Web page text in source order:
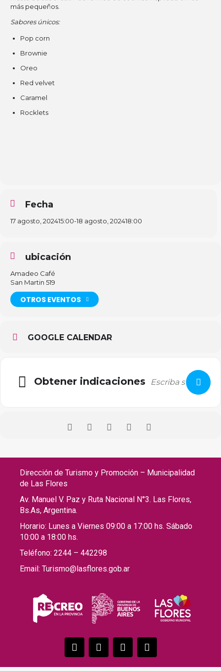
más pequeños.
Sabores únicos:
Pop corn
Brownie
Oreo
Red velvet
Caramel
Rocklets
Fecha
17 agosto, 202415:00-18 agosto, 202418:00
ubicación
Amadeo Café
San Martin 519
OTROS EVENTOS
GOOGLE CALENDAR
Obtener indicaciones
Dirección de Turismo y Promoción – Municipalidad
de Las Flores
Av. Manuel V. Paz y Ruta Nacional N°3. Las Flores,
Bs.As, Argentina.
Horario: Lunes a Viernes 09:00 a 17:00 hs. Sábado
10:00 a 18:00 hs.
Teléfono: 2244 – 442298
Email: Turismo@lasflores.gob.ar